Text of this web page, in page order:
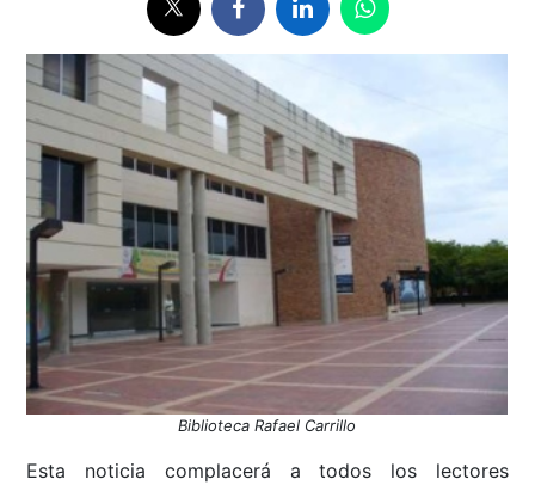
Biblioteca Rafael Carrillo
Esta noticia complacerá a todos los lectores